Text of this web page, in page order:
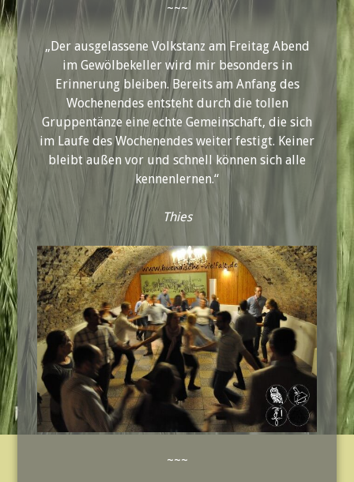
~~~
„Der ausgelassene Volkstanz am Freitag Abend
im Gewölbekeller wird mir besonders in
Erinnerung bleiben. Bereits am Anfang des
Wochenendes entsteht durch die tollen
Gruppentänze eine echte Gemeinschaft, die sich
im Laufe des Wochenendes weiter festigt. Keiner
bleibt außen vor und schnell können sich alle
kennenlernen.“
Thies
~~~